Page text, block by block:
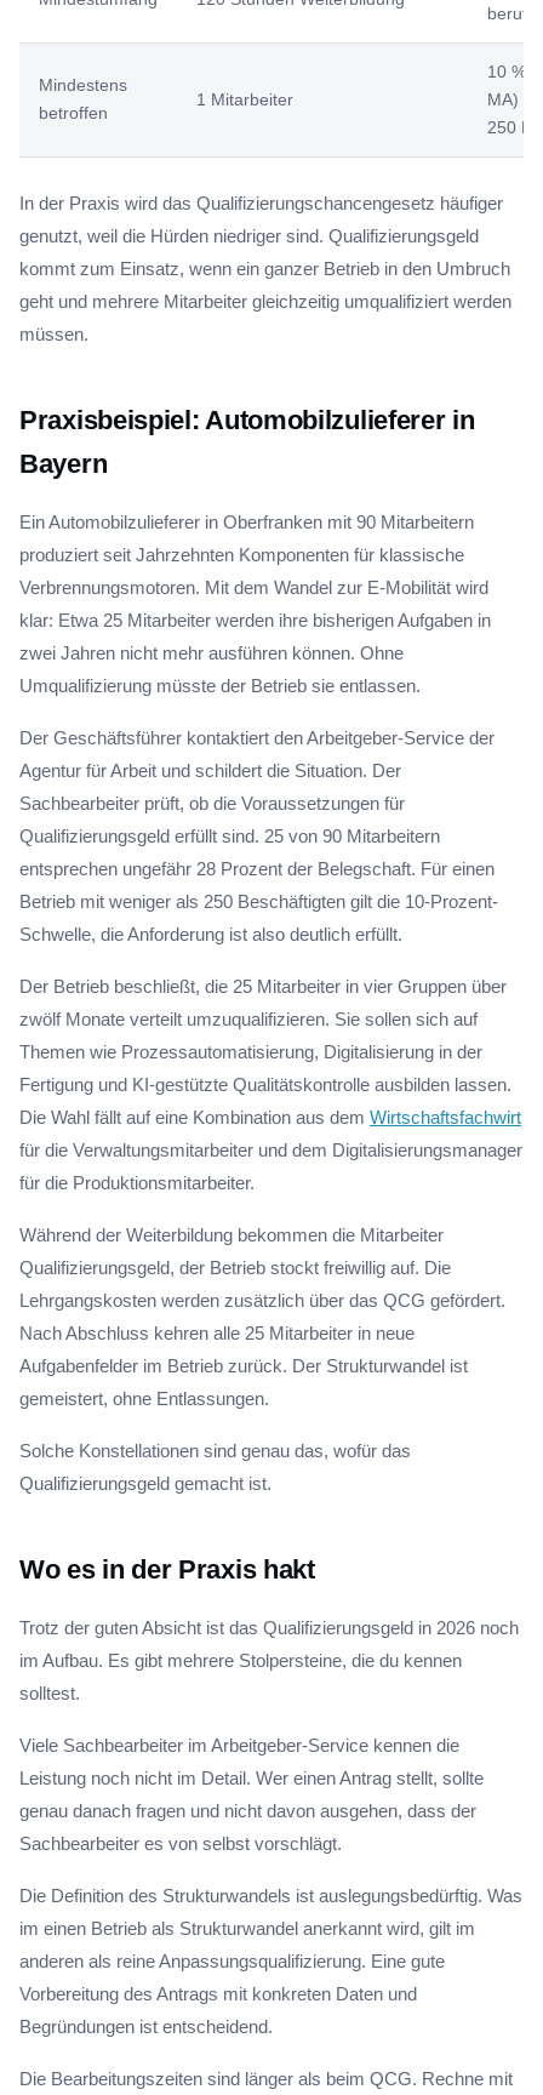
Mindestens
betroffen
1 Mitarbeiter
10 %
MA)
250
In der Praxis wird das Qualifizierungschancengesetz häufiger
genutzt, weil die Hürden niedriger sind. Qualifizierungsgeld
kommt zum Einsatz, wenn ein ganzer Betrieb in den Umbruch
geht und mehrere Mitarbeiter gleichzeitig umqualifiziert werden
müssen.
Praxisbeispiel: Automobilzulieferer in
Bayern
Ein Automobilzulieferer in Oberfranken mit 90 Mitarbeitern
produziert seit Jahrzehnten Komponenten für klassische
Verbrennungsmotoren. Mit dem Wandel zur E-Mobilität wird
klar: Etwa 25 Mitarbeiter werden ihre bisherigen Aufgaben in
zwei Jahren nicht mehr ausführen können. Ohne
Umqualifizierung müsste der Betrieb sie entlassen.
Der Geschäftsführer kontaktiert den Arbeitgeber-Service der
Agentur für Arbeit und schildert die Situation. Der
Sachbearbeiter prüft, ob die Voraussetzungen für
Qualifizierungsgeld erfüllt sind. 25 von 90 Mitarbeitern
entsprechen ungefähr 28 Prozent der Belegschaft. Für einen
Betrieb mit weniger als 250 Beschäftigten gilt die 10-Prozent-
Schwelle, die Anforderung ist also deutlich erfüllt.
Der Betrieb beschließt, die 25 Mitarbeiter in vier Gruppen über
zwölf Monate verteilt umzuqualifizieren. Sie sollen sich auf
Themen wie Prozessautomatisierung, Digitalisierung in der
Fertigung und KI-gestützte Qualitätskontrolle ausbilden lassen.
Die Wahl fällt auf eine Kombination aus dem Wirtschaftsfachwirt
für die Verwaltungsmitarbeiter und dem Digitalisierungsmanager
für die Produktionsmitarbeiter.
Während der Weiterbildung bekommen die Mitarbeiter
Qualifizierungsgeld, der Betrieb stockt freiwillig auf. Die
Lehrgangskosten werden zusätzlich über das QCG gefördert.
Nach Abschluss kehren alle 25 Mitarbeiter in neue
Aufgabenfelder im Betrieb zurück. Der Strukturwandel ist
gemeistert, ohne Entlassungen.
Solche Konstellationen sind genau das, wofür das
Qualifizierungsgeld gemacht ist.
Wo es in der Praxis hakt
Trotz der guten Absicht ist das Qualifizierungsgeld in 2026 noch
im Aufbau. Es gibt mehrere Stolpersteine, die du kennen
solltest.
Viele Sachbearbeiter im Arbeitgeber-Service kennen die
Leistung noch nicht im Detail. Wer einen Antrag stellt, sollte
genau danach fragen und nicht davon ausgehen, dass der
Sachbearbeiter es von selbst vorschlägt.
Die Definition des Strukturwandels ist auslegungsbedürftig. Was
im einen Betrieb als Strukturwandel anerkannt wird, gilt im
anderen als reine Anpassungsqualifizierung. Eine gute
Vorbereitung des Antrags mit konkreten Daten und
Begründungen ist entscheidend.
Die Bearbeitungszeiten sind länger als beim QCG. Rechne mit